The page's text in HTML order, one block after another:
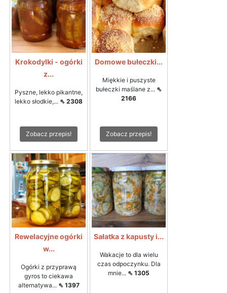
Krokodylki - ogórki
z...
Pyszne, lekko pikantne,
lekko słodkie,... ⇖ 2308
Zobacz przepis!
Domowe bułeczki...
Miękkie i puszyste
bułeczki maślane z... ⇖
2166
Zobacz przepis!
Rewelacyjne ogórki
w...
Ogórki z przyprawą
gyros to ciekawa
alternatywa... ⇖ 1397
Sałatka z kapusty i...
Wakacje to dla wielu
czas odpoczynku. Dla
mnie... ⇖ 1305